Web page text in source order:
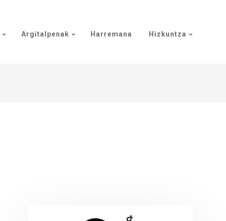
Argitalpenak Harremana Hizkuntza